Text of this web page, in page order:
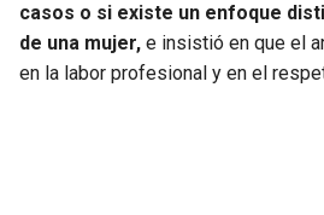
casos o si existe un enfoque
de una mujer, e insistió en que el
en la labor profesional y en el